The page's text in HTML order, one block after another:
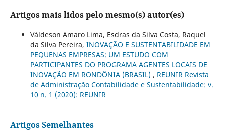
Artigos mais lidos pelo mesmo(s) autor(es)
Váldeson Amaro Lima, Esdras da Silva Costa, Raquel
da Silva Pereira, INOVAÇÃO E SUSTENTABILIDADE EM
PEQUENAS EMPRESAS: UM ESTUDO COM
PARTICIPANTES DO PROGRAMA AGENTES LOCAIS DE
INOVAÇÃO EM RONDÔNIA (BRASIL) , REUNIR Revista
de Administração Contabilidade e Sustentabilidade: v.
10 n. 1 (2020): REUNIR
Artigos Semelhantes